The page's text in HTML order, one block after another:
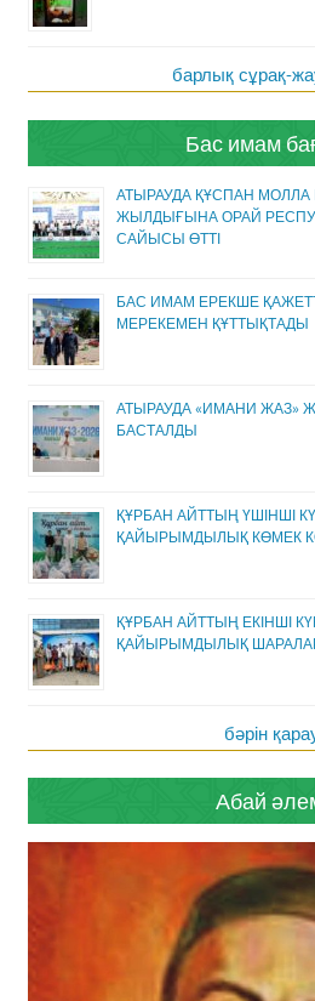
барлық сұрақ-
Бас имам
АТЫРАУДА ҚҰСПАН МОЛЛА
ЖЫЛДЫҒЫНА ОРАЙ
САЙЫСЫ ӨТТІ
БАС ИМАМ ЕРЕКШЕ
МЕРЕКЕМЕН ҚҰТТЫҚТАДЫ
АТЫРАУДА «ИМАНИ ЖАЗ»
БАСТАЛДЫ
ҚҰРБАН АЙТТЫҢ ҮШІНШІ
ҚАЙЫРЫМДЫЛЫҚ КӨМЕК
ҚҰРБАН АЙТТЫҢ ЕКІНШІ
ҚАЙЫРЫМДЫЛЫҚ
бәрін
Абай